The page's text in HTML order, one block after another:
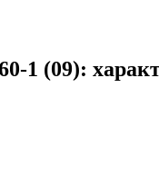
1 (09):